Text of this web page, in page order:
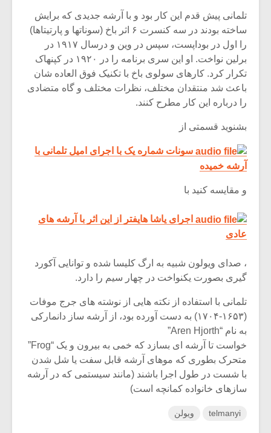
تلمانی پیش قدم این کار بود و با آرشه جدیدی که برایش
ساخته بودند در سه کنسرت ۶ اثر باخ (سوناتها و پارتیتاها)
را اول در بوداپست، سپس در وین و درسال ۱۹۱۷ در
برلین نواخت. او این سری برنامه را در ۱۹۲۰ در کپنهاک
تکرار کرد. کارهای سولوی باخ با تکنیک فوق العاده شان
باعث شد منتقدان مختلف، نظرات مختلف و گاه متضادی
را درباره این کار مطرح کنند.
بشنوید قسمتی از
سونات شماره یک با اجرای امیل تلمانی با
آرشه خمیده
و مقایسه کنید با
اجرای یاشا هایفتر از این اثر با آرشه های
عادی
، صدای ویولون شبیه به ارگ کلیسا شده و توانایی آکورد
گیری بصورت یکنواخت در چهار سیم را دارد.
تلمانی با استفاده از نکته هایی از نوشته های جرج موفات
(۱۶۵۳-۱۷۰۴) به دست آورده بود، از آرشه ساز دانمارکی
به نام “Aren Hjorth”
خواست تا آرشه ای بسازد که خمی به بیرون و یک “Frog”
متحرک بطوری که موهای آرشه قابل سفت یا شل شدن
با شست در طول اجرا باشند (مانند سیستمی که در آرشه
سازهای خانواده کمانچه است)
telmanyi ویولن